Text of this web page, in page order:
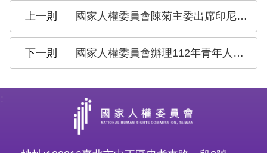
隱
國家人權委員會陳菊主委出席印尼卡蒂妮日活動 感謝移工朋友對臺灣的付出
國家人權委員會辦理112年青年人權教育培力推廣計畫，自即日起徵件至112年5月15日止